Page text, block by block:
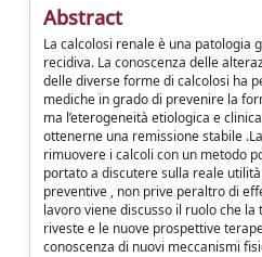
Abstract
La calcolosi renale è una patologia
recidiva. La conoscenza delle
delle diverse forme di calcolosi ha
mediche in grado di prevenire la
ma l’eterogeneità etiologica e
ottenerne una remissione stabile
rimuovere i calcoli con un metodo
portato a discutere sulla reale
preventive , non prive peraltro di
lavoro viene discusso il ruolo che
riveste e le nuove prospettive
conoscenza di nuovi meccanismi